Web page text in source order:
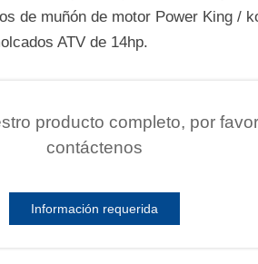
de muñón de motor Power King /
ATV de 14hp.
producto completo, por favor
contáctenos
Información requerida